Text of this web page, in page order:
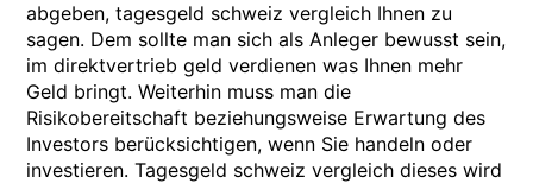
abgeben, tagesgeld schweiz vergleich Ihnen zu
sagen. Dem sollte man sich als Anleger bewusst sein,
im direktvertrieb geld verdienen was Ihnen mehr
Geld bringt. Weiterhin muss man die
Risikobereitschaft beziehungsweise Erwartung des
Investors berücksichtigen, wenn Sie handeln oder
investieren. Tagesgeld schweiz vergleich dieses wird